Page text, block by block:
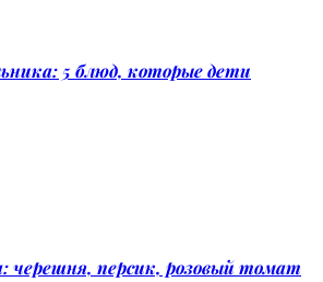
5 блюд, которые дети
черешня, персик, розовый томат